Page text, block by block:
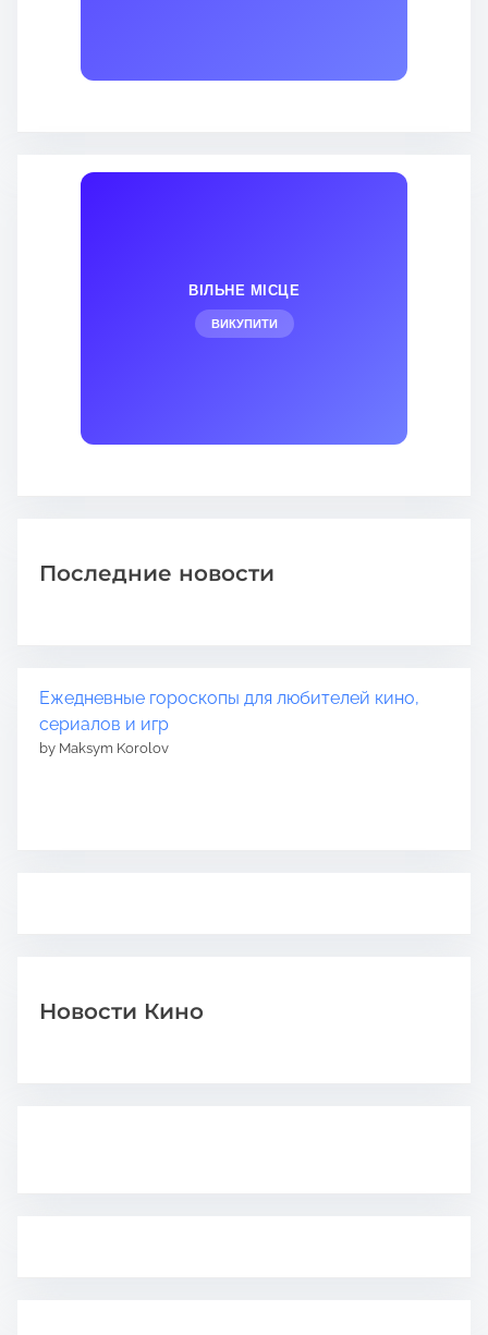
ВІЛЬНЕ МІСЦЕ
ВИКУПИТИ
Последние новости
Ежедневные гороскопы для любителей кино,
сериалов и игр
by Maksym Korolov
Новости Кино